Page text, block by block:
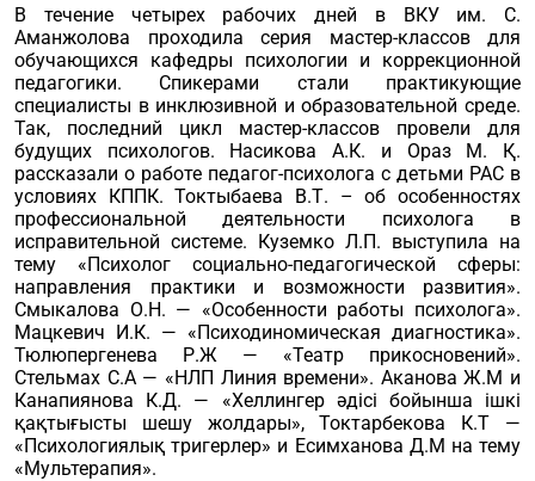
В течение четырех рабочих дней в ВКУ им. С.
Аманжолова проходила серия мастер-классов для
обучающихся кафедры психологии и коррекционной
педагогики. Спикерами стали практикующие
специалисты в инклюзивной и образовательной среде.
Так, последний цикл мастер-классов провели для
будущих психологов. Насикова А.К. и Ораз М. Қ.
рассказали о работе педагог-психолога с детьми РАС в
условиях КППК. Токтыбаева В.Т. – об особенностях
профессиональной деятельности психолога в
исправительной системе. Куземко Л.П. выступила на
тему «Психолог социально-педагогической сферы:
направления практики и возможности развития».
Смыкалова О.Н. — «Особенности работы психолога».
Мацкевич И.К. — «Психодиномическая диагностика».
Тюлюпергенева Р.Ж — «Театр прикосновений».
Стельмах С.А — «НЛП Линия времени». Аканова Ж.М и
Канапиянова К.Д. — «Хеллингер әдісі бойынша ішкі
қақтығысты шешу жолдары», Токтарбекова К.Т —
«Психологиялық тригерлер» и Есимханова Д.М на тему
«Мультерапия».